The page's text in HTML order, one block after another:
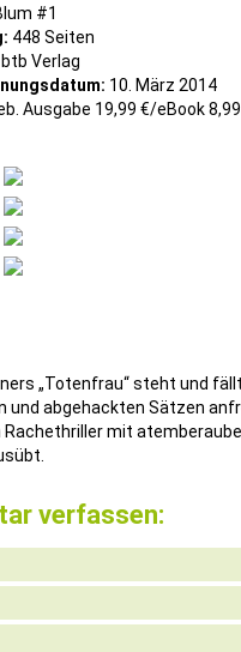
#1
448 Seiten
btb Verlag
10. März 2014
Ausgabe 19,99 €/eBook
„Totenfrau“ steht und
und abgehackten Sätzen
mit
verfassen: